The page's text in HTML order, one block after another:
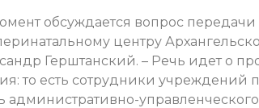
обсуждается вопрос
центру
Герштанский. – Речь идет о
то есть сотрудники учреждений
административно-